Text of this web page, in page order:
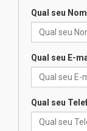
Qual seu
Qual seu E-
Qual seu